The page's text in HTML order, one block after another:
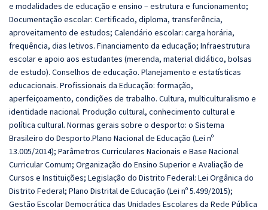
e modalidades de educação e ensino – estrutura e funcionamento;
Documentação escolar: Certificado, diploma, transferência,
aproveitamento de estudos; Calendário escolar: carga horária,
frequência, dias letivos. Financiamento da educação; Infraestrutura
escolar e apoio aos estudantes (merenda, material didático, bolsas
de estudo). Conselhos de educação. Planejamento e estatísticas
educacionais. Profissionais da Educação: formação,
aperfeiçoamento, condições de trabalho. Cultura, multiculturalismo e
identidade nacional. Produção cultural, conhecimento cultural e
política cultural. Normas gerais sobre o desporto: o Sistema
Brasileiro do Desporto.Plano Nacional de Educação (Lei nº
13.005/2014); Parâmetros Curriculares Nacionais e Base Nacional
Curricular Comum; Organização do Ensino Superior e Avaliação de
Cursos e Instituições; Legislação do Distrito Federal: Lei Orgânica do
Distrito Federal; Plano Distrital de Educação (Lei nº 5.499/2015);
Gestão Escolar Democrática das Unidades Escolares da Rede Pública